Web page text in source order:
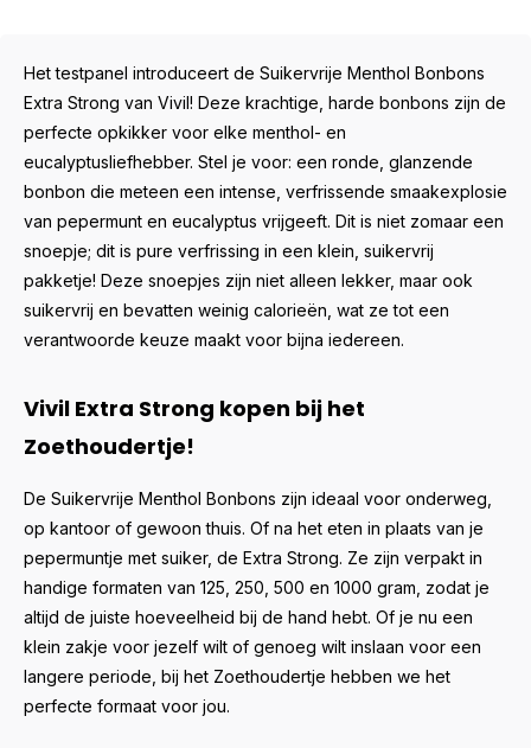
Het testpanel introduceert de Suikervrije Menthol Bonbons
Extra Strong van Vivil! Deze krachtige, harde bonbons zijn de
perfecte opkikker voor elke menthol- en
eucalyptusliefhebber. Stel je voor: een ronde, glanzende
bonbon die meteen een intense, verfrissende smaakexplosie
van pepermunt en eucalyptus vrijgeeft. Dit is niet zomaar een
snoepje; dit is pure verfrissing in een klein, suikervrij
pakketje! Deze snoepjes zijn niet alleen lekker, maar ook
suikervrij en bevatten weinig calorieën, wat ze tot een
verantwoorde keuze maakt voor bijna iedereen.
Vivil Extra Strong kopen bij het
Zoethoudertje!
De Suikervrije Menthol Bonbons zijn ideaal voor onderweg,
op kantoor of gewoon thuis. Of na het eten in plaats van je
pepermuntje met suiker, de Extra Strong. Ze zijn verpakt in
handige formaten van 125, 250, 500 en 1000 gram, zodat je
altijd de juiste hoeveelheid bij de hand hebt. Of je nu een
klein zakje voor jezelf wilt of genoeg wilt inslaan voor een
langere periode, bij het Zoethoudertje hebben we het
perfecte formaat voor jou.